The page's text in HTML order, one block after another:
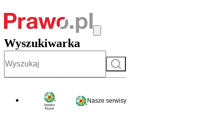
Wyszukiwarka
Szukaj
Nasze serwisy